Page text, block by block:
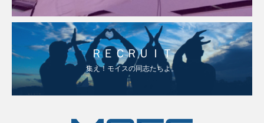
ＲＥＣＲＵＩＴ
集え！モイスの同志たちよ。